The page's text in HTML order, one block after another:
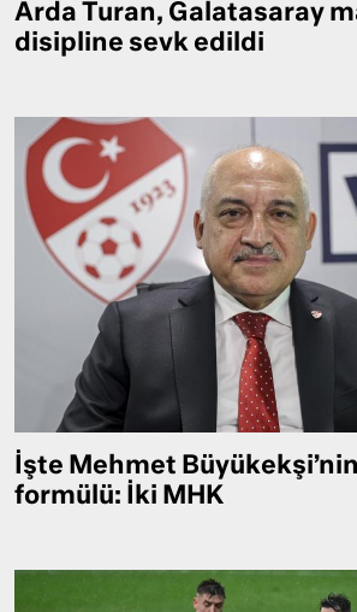
Arda Turan, Galatasaray
disipline sevk edildi
İşte Mehmet
formülü: İki MHK